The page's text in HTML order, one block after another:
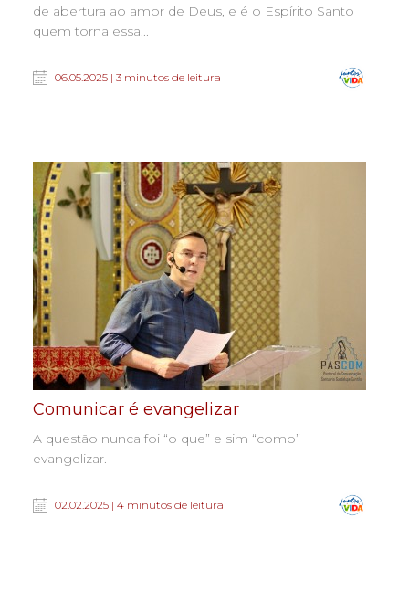
de abertura ao amor de Deus, e é o Espírito Santo
quem torna essa...
06.05.2025 | 3 minutos de leitura
Comunicar é evangelizar
A questão nunca foi “o que” e sim “como”
evangelizar.
02.02.2025 | 4 minutos de leitura